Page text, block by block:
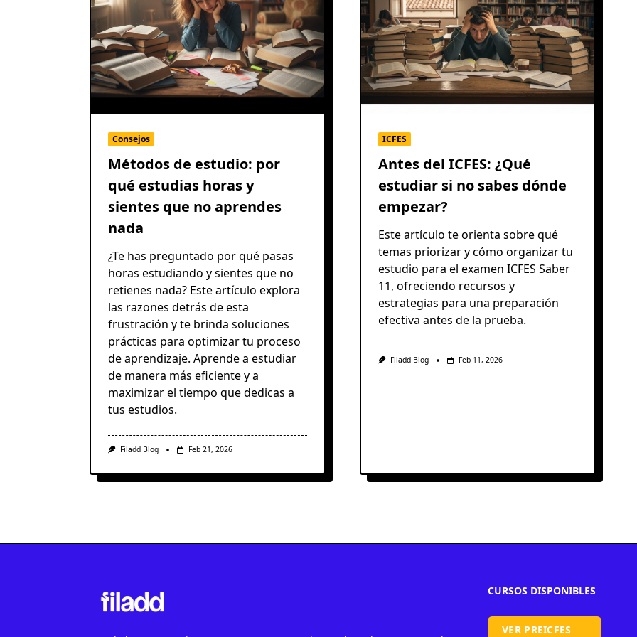
Consejos
Métodos de estudio: por
qué estudias horas y
sientes que no aprendes
nada
¿Te has preguntado por qué pasas
horas estudiando y sientes que no
retienes nada? Este artículo explora
las razones detrás de esta
frustración y te brinda soluciones
prácticas para optimizar tu proceso
de aprendizaje. Aprende a estudiar
de manera más eficiente y a
maximizar el tiempo que dedicas a
tus estudios.
Filadd Blog Feb 21, 2026
ICFES
Antes del ICFES: ¿Qué
estudiar si no sabes dónde
empezar?
Este artículo te orienta sobre qué
temas priorizar y cómo organizar tu
estudio para el examen ICFES Saber
11, ofreciendo recursos y
estrategias para una preparación
efectiva antes de la prueba.
Filadd Blog Feb 11, 2026
CURSOS DISPONIBLES
VER PREICFES